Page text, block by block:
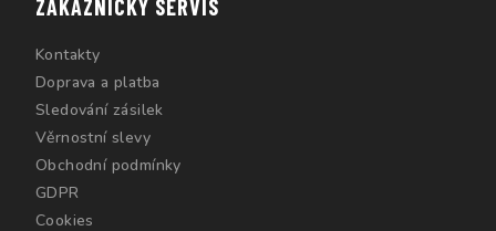
ZÁKAZNICKÝ SERVIS
Kontakty
Doprava a platba
Sledování zásilek
Věrnostní slevy
Obchodní podmínky
GDPR
Cookies